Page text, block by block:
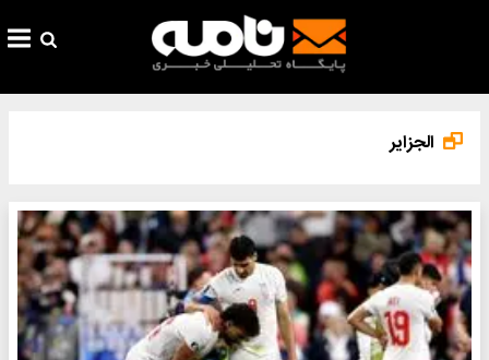
الجزایر